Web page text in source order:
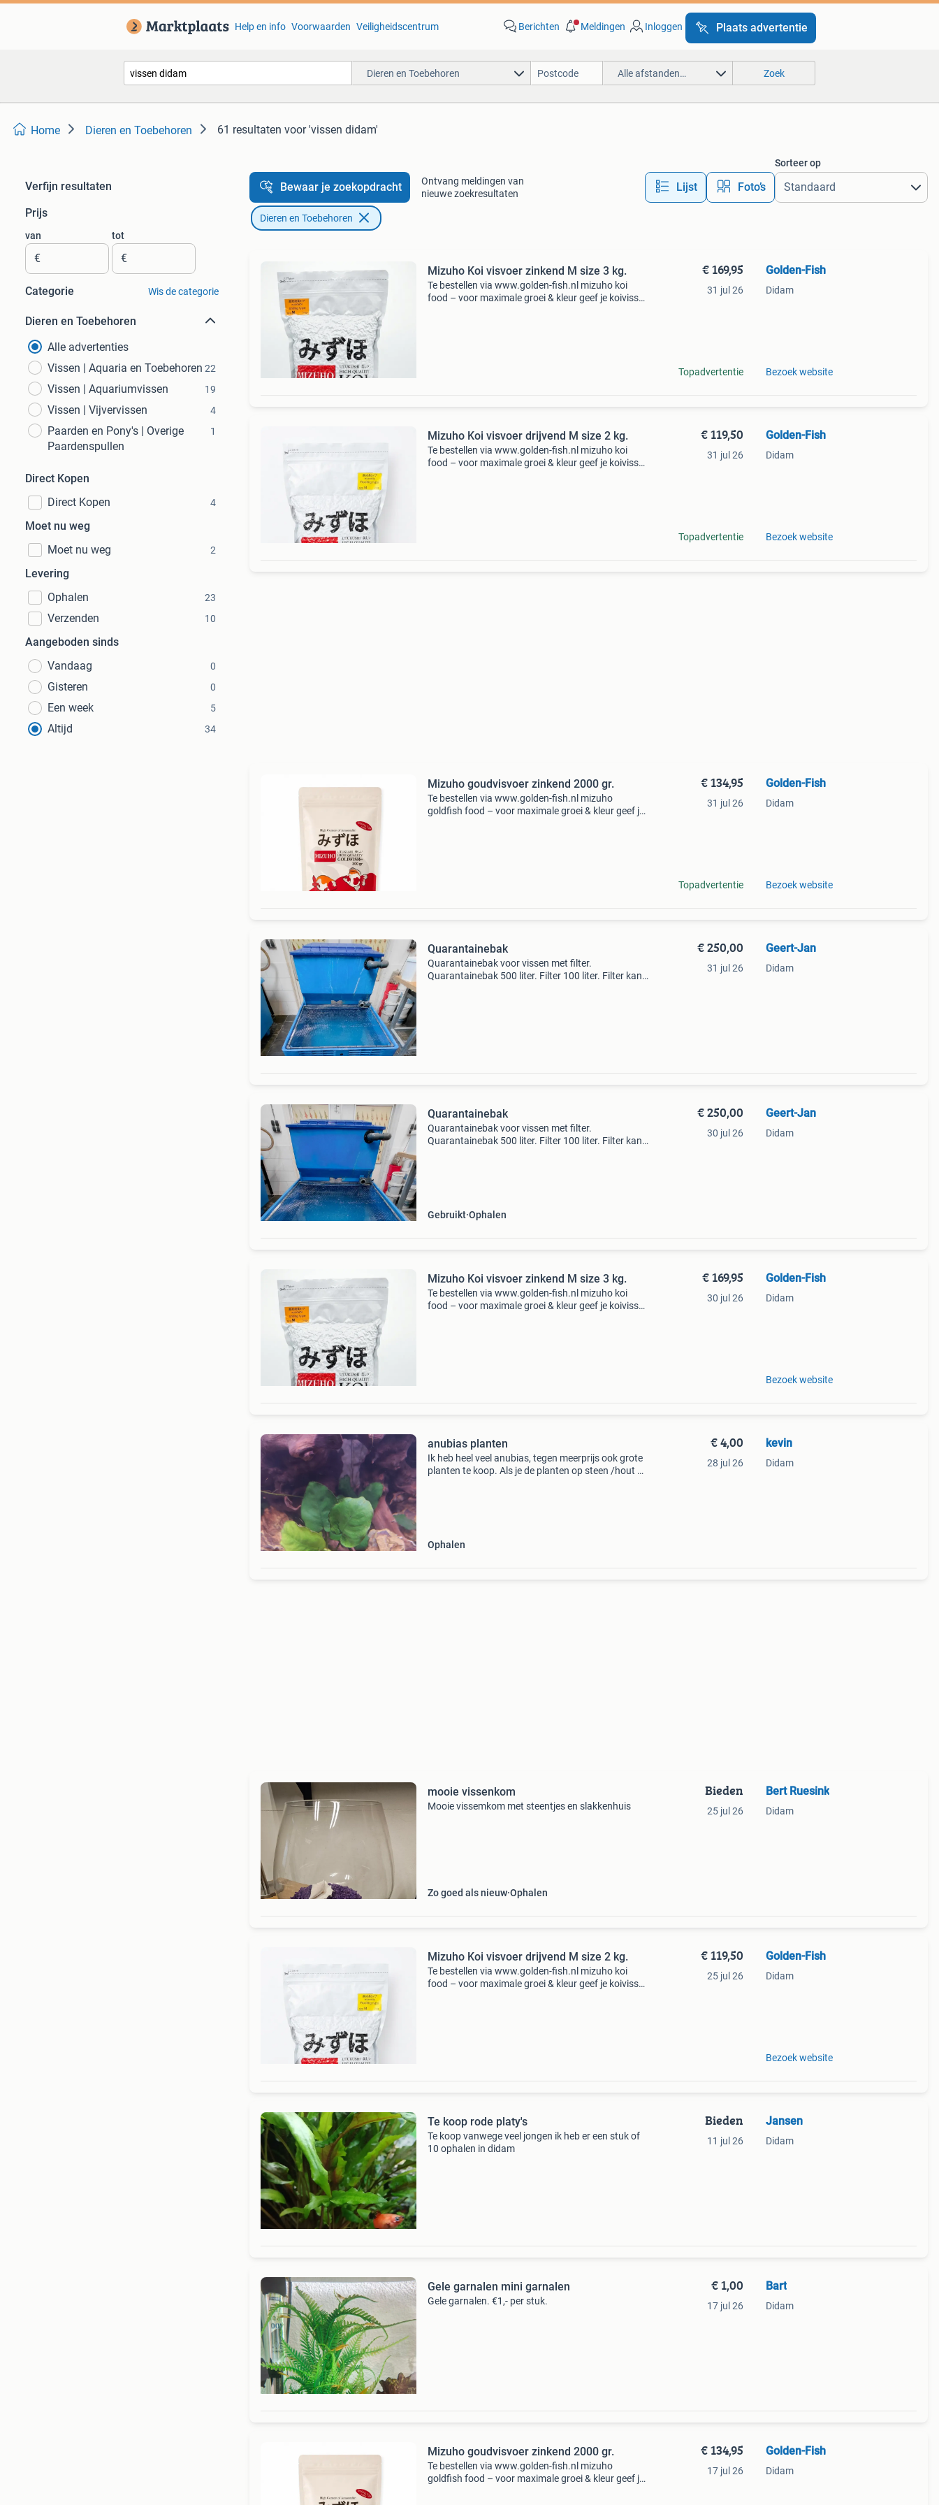
Help en info Voorwaarden Veiligheidscentrum Berichten Meldingen Inloggen Plaats advertentie
Dieren en Toebehoren Alle afstanden… Zoek
Home Dieren en Toebehoren 61 resultaten voor 'vissen didam'
Verfijn resultaten
Prijs
van
€
tot
€
Categorie Wis de categorie
Dieren en Toebehoren
Alle advertenties
Vissen | Aquaria en Toebehoren 22
Vissen | Aquariumvissen 19
Vissen | Vijvervissen 4
Paarden en Pony's | Overige
Paardenspullen
1
Direct Kopen
Direct Kopen
4
Moet nu weg
Moet nu weg
2
Levering
Ophalen
23
Verzenden 10
Aangeboden sinds
Vandaag
0
Gisteren 0
Een week 5
Altijd 34
Bewaar je zoekopdracht
Ontvang meldingen van
nieuwe zoekresultaten
Lijst Foto’s
Sorteer op
Dieren en Toebehoren
Mizuho Koi visvoer zinkend M size 3 kg.
Te bestellen via www.golden-fish.nl mizuho koi
food – voor maximale groei & kleur geef je koivissen
€ 169,95
31 jul 26
Topadvertentie
Golden-Fish
Didam
Bezoek website
Mizuho Koi visvoer drijvend M size 2 kg.
Te bestellen via www.golden-fish.nl mizuho koi
food – voor maximale groei & kleur geef je koivissen
€ 119,50
31 jul 26
Topadvertentie
Golden-Fish
Didam
Bezoek website
Mizuho goudvisvoer zinkend 2000 gr.
Te bestellen via www.golden-fish.nl mizuho
goldfish food – voor maximale groei & kleur geef je
€ 134,95
31 jul 26
Topadvertentie
Golden-Fish
Didam
Bezoek website
Quarantainebak
Quarantainebak voor vissen met filter.
Quarantainebak 500 liter. Filter 100 liter. Filter kan
€ 250,00
31 jul 26
Geert-Jan
Didam
Quarantainebak
Quarantainebak voor vissen met filter.
Quarantainebak 500 liter. Filter 100 liter. Filter kan
Gebruikt Ophalen
€ 250,00
30 jul 26
Geert-Jan
Didam
Mizuho Koi visvoer zinkend M size 3 kg.
Te bestellen via www.golden-fish.nl mizuho koi
food – voor maximale groei & kleur geef je koivissen
€ 169,95
30 jul 26
Golden-Fish
Didam
Bezoek website
anubias planten
Ik heb heel veel anubias, tegen meerprijs ook grote
planten te koop. Als je de planten op steen /hout wil
Ophalen
€ 4,00
28 jul 26
kevin
Didam
mooie vissenkom
Mooie vissemkom met steentjes en slakkenhuis
Zo goed als nieuw Ophalen
Bieden
25 jul 26
Bert Ruesink
Didam
Mizuho Koi visvoer drijvend M size 2 kg.
Te bestellen via www.golden-fish.nl mizuho koi
food – voor maximale groei & kleur geef je koivissen
€ 119,50
25 jul 26
Golden-Fish
Didam
Bezoek website
Te koop rode platy's
Te koop vanwege veel jongen ik heb er een stuk of
10 ophalen in didam
Bieden
11 jul 26
Jansen
Didam
Gele garnalen mini garnalen
Gele garnalen. €1,- per stuk.
€ 1,00
17 jul 26
Bart
Didam
Mizuho goudvisvoer zinkend 2000 gr.
Te bestellen via www.golden-fish.nl mizuho
goldfish food – voor maximale groei & kleur geef je
€ 134,95
17 jul 26
Golden-Fish
Didam